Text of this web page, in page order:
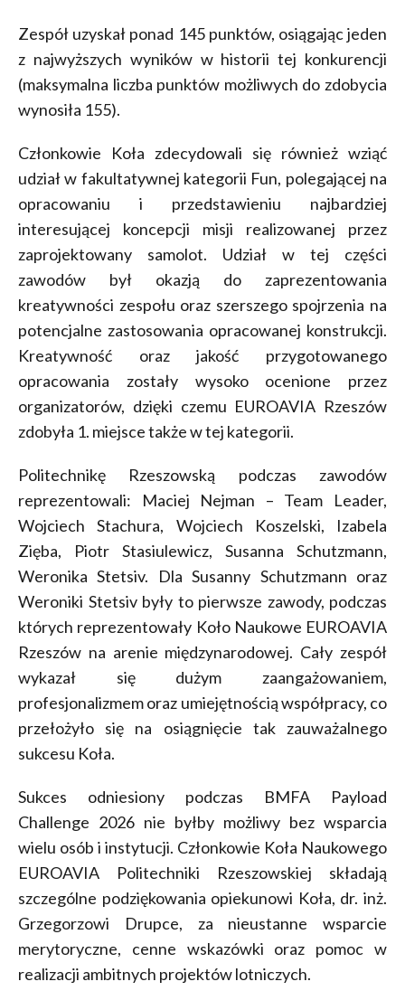
Zespół uzyskał ponad 145 punktów, osiągając jeden
z najwyższych wyników w historii tej konkurencji
(maksymalna liczba punktów możliwych do zdobycia
wynosiła 155).
Członkowie Koła zdecydowali się również wziąć
udział w fakultatywnej kategorii Fun, polegającej na
opracowaniu i przedstawieniu najbardziej
interesującej koncepcji misji realizowanej przez
zaprojektowany samolot. Udział w tej części
zawodów był okazją do zaprezentowania
kreatywności zespołu oraz szerszego spojrzenia na
potencjalne zastosowania opracowanej konstrukcji.
Kreatywność oraz jakość przygotowanego
opracowania zostały wysoko ocenione przez
organizatorów, dzięki czemu EUROAVIA Rzeszów
zdobyła 1. miejsce także w tej kategorii.
Politechnikę Rzeszowską podczas zawodów
reprezentowali: Maciej Nejman – Team Leader,
Wojciech Stachura, Wojciech Koszelski, Izabela
Zięba, Piotr Stasiulewicz, Susanna Schutzmann,
Weronika Stetsiv. Dla Susanny Schutzmann oraz
Weroniki Stetsiv były to pierwsze zawody, podczas
których reprezentowały Koło Naukowe EUROAVIA
Rzeszów na arenie międzynarodowej. Cały zespół
wykazał się dużym zaangażowaniem,
profesjonalizmem oraz umiejętnością współpracy, co
przełożyło się na osiągnięcie tak zauważalnego
sukcesu Koła.
Sukces odniesiony podczas BMFA Payload
Challenge 2026 nie byłby możliwy bez wsparcia
wielu osób i instytucji. Członkowie Koła Naukowego
EUROAVIA Politechniki Rzeszowskiej składają
szczególne podziękowania opiekunowi Koła, dr. inż.
Grzegorzowi Drupce, za nieustanne wsparcie
merytoryczne, cenne wskazówki oraz pomoc w
realizacji ambitnych projektów lotniczych.